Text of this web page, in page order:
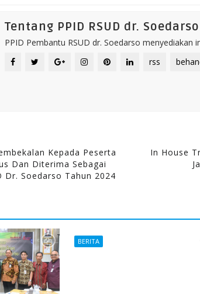
Tentang PPID RSUD dr. Soedarso
PPID Pembantu RSUD dr. Soedarso
rss
Kepada Peserta
Dan Diterima Sebagai
Dr. Soedarso Tahun 2024
In House
BERITA